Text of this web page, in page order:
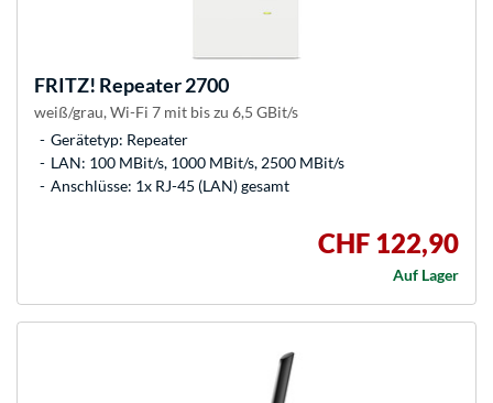
FRITZ! Repeater 2700
weiß/grau, Wi-Fi 7 mit bis zu 6,5 GBit/s
Gerätetyp: Repeater
LAN: 100 MBit/s, 1000 MBit/s, 2500 MBit/s
Anschlüsse: 1x RJ-45 (LAN) gesamt
CHF 122,90
Auf Lager